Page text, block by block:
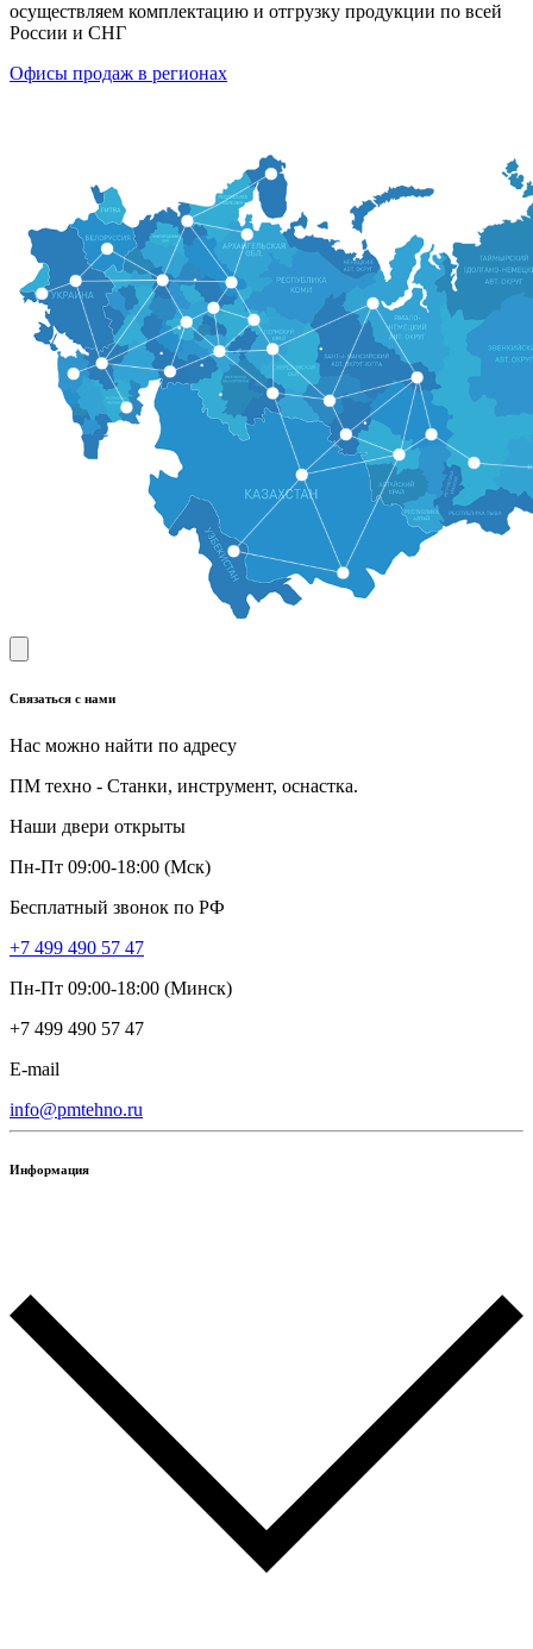
осуществляем комплектацию и отгрузку продукции по всей
России и СНГ
Офисы продаж в регионах
Связаться с нами
Нас можно найти по адресу
ПМ техно - Станки, инструмент, оснастка.
Наши двери открыты
Пн-Пт 09:00-18:00 (Мск)
Бесплатный звонок по РФ
+7 499 490 57 47
Пн-Пт 09:00-18:00 (Минск)
+7 499 490 57 47
E-mail
info@pmtehno.ru
Информация